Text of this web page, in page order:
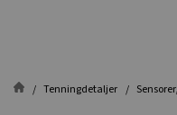
Tenningdetaljer